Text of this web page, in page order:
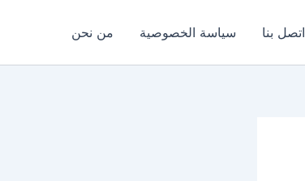
اتصل بنا سياسة الخصوصية من نحن